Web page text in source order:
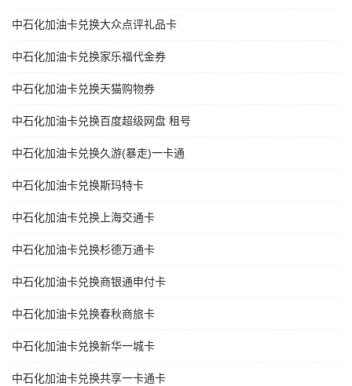
中石化加油卡兑换大众点评礼品卡
中石化加油卡兑换家乐福代金券
中石化加油卡兑换天猫购物券
中石化加油卡兑换百度超级网盘 租号
中石化加油卡兑换久游(暴走)一卡通
中石化加油卡兑换斯玛特卡
中石化加油卡兑换上海交通卡
中石化加油卡兑换杉德万通卡
中石化加油卡兑换商银通申付卡
中石化加油卡兑换春秋商旅卡
中石化加油卡兑换新华一城卡
中石化加油卡兑换共享一卡通卡